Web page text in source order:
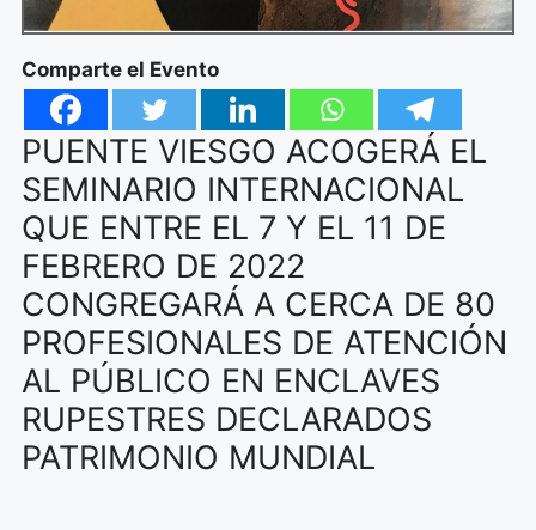
Comparte el Evento
PUENTE VIESGO ACOGERÁ EL
SEMINARIO INTERNACIONAL
QUE ENTRE EL 7 Y EL 11 DE
FEBRERO DE 2022
CONGREGARÁ A CERCA DE 80
PROFESIONALES DE ATENCIÓN
AL PÚBLICO EN ENCLAVES
RUPESTRES DECLARADOS
PATRIMONIO MUNDIAL